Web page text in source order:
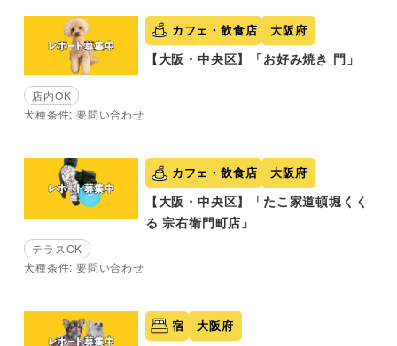
カフェ・飲食店 大阪府
【大阪・中央区】「お好み焼き 門」
店内OK
犬種条件: 要問い合わせ
カフェ・飲食店 大阪府
【大阪・中央区】「たこ家道頓堀くく
る 宗右衛門町店」
テラスOK
犬種条件: 要問い合わせ
宿 大阪府